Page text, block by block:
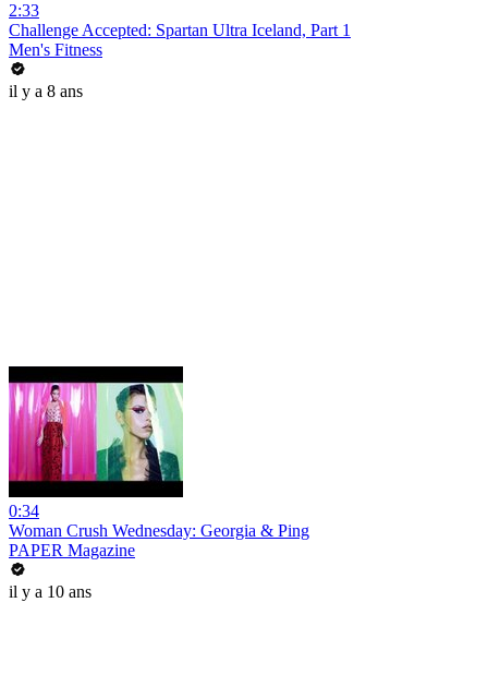
2:33
Challenge Accepted: Spartan Ultra Iceland, Part 1
Men's Fitness
il y a 8 ans
0:34
Woman Crush Wednesday: Georgia & Ping
PAPER Magazine
il y a 10 ans